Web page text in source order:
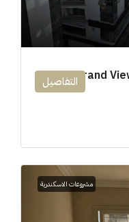
التفاصيل
مشروعات الاسكندرية